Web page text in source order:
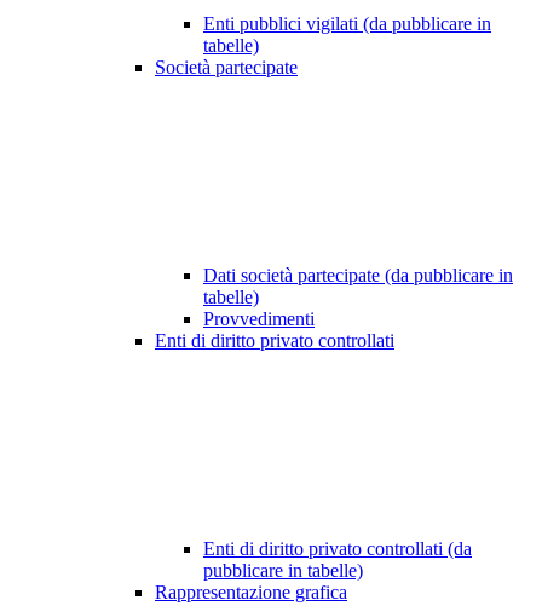
Enti pubblici vigilati (da pubblicare in
tabelle)
Società partecipate
Dati società partecipate (da pubblicare in
tabelle)
Provvedimenti
Enti di diritto privato controllati
Enti di diritto privato controllati (da
pubblicare in tabelle)
Rappresentazione grafica